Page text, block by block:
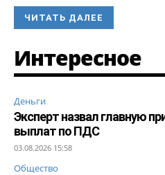
ЧИТАТЬ ДАЛЕЕ
Интересное
Деньги
Эксперт назвал главную
выплат по ПДС
03.08.2026 15:58
Общество